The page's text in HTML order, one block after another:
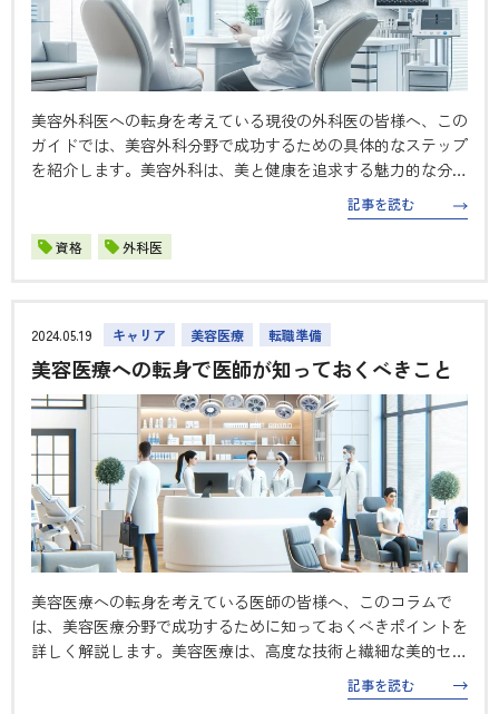
美容外科医への転身を考えている現役の外科医の皆様へ、この
ガイドでは、美容外科分野で成功するための具体的なステップ
を紹介します。美容外科は、美と健康を追求する魅力的な分野
であり、需要が増加しています。成功するためには、専門知識
のアップデートと高度な技術の習得が欠かせません。 ステッ
プ1：専門知識のアッ…
記事を読む
資格 外科医
2024.05.19 キャリア 美容医療 転職準備
美容医療への転身で医師が知っておくべきこと
美容医療への転身を考えている医師の皆様へ、このコラムで
は、美容医療分野で成功するために知っておくべきポイントを
詳しく解説します。美容医療は、高度な技術と繊細な美的セン
スを必要とする魅力的な分野ですが、転身を成功させるために
は準備が不可欠です。 美容医療の魅力と市場の現状 美容医療
記事を読む